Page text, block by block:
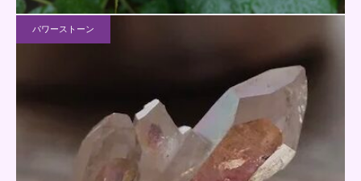
パワーストーン